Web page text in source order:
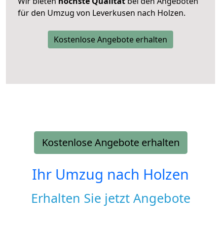
für den Umzug von Leverkusen nach Holzen.
Kostenlose Angebote erhalten
Kostenlose Angebote erhalten
Ihr Umzug nach Holzen
Erhalten Sie jetzt Angebote